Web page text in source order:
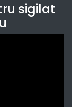
sigilat